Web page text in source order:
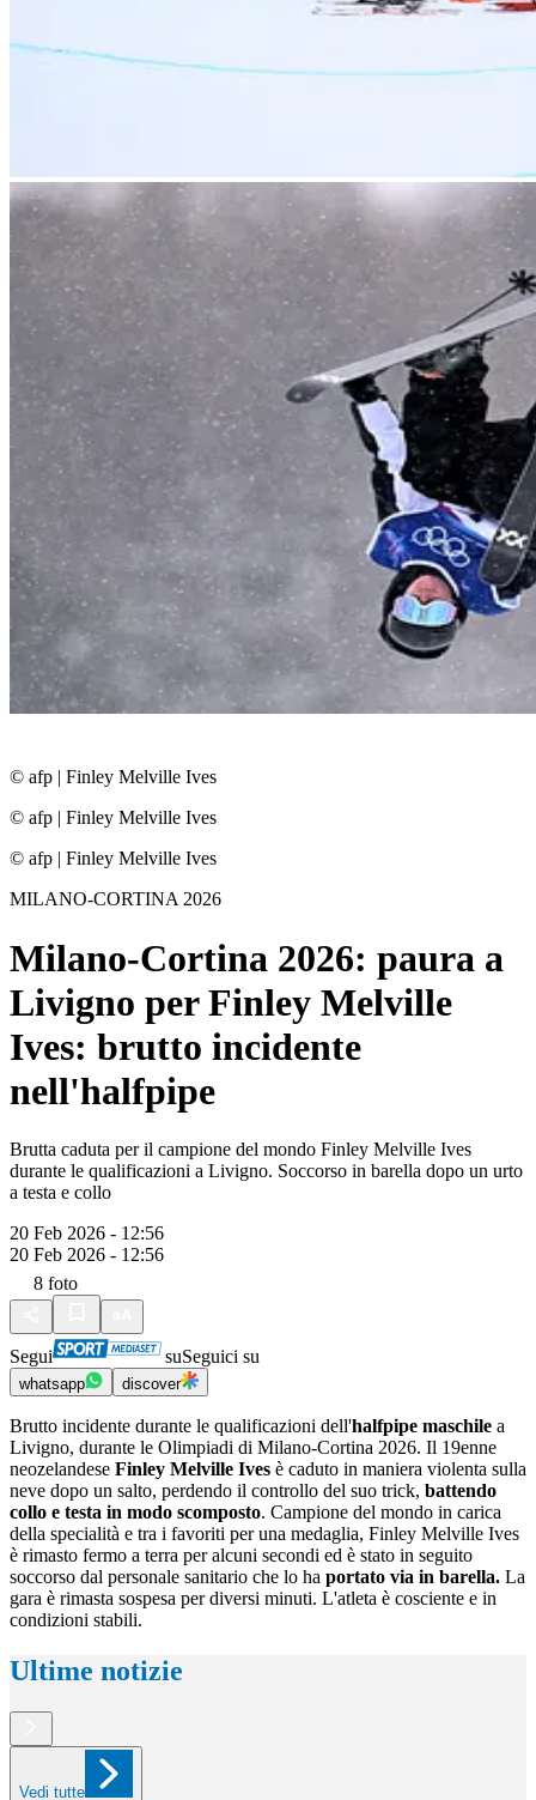
© afp | Finley Melville Ives
© afp | Finley Melville Ives
© afp | Finley Melville Ives
MILANO-CORTINA 2026
Milano-Cortina 2026: paura a
Livigno per Finley Melville
Ives: brutto incidente
nell'halfpipe
Brutta caduta per il campione del mondo Finley Melville Ives
durante le qualificazioni a Livigno. Soccorso in barella dopo un urto
a testa e collo
20 Feb 2026 - 12:56
20 Feb 2026 - 12:56
8 foto
Segui suSeguici su
whatsapp discover
Brutto incidente durante le qualificazioni dell'halfpipe maschile a
Livigno, durante le Olimpiadi di Milano-Cortina 2026. Il 19enne
neozelandese Finley Melville Ives è caduto in maniera violenta sulla
neve dopo un salto, perdendo il controllo del suo trick, battendo
collo e testa in modo scomposto. Campione del mondo in carica
della specialità e tra i favoriti per una medaglia, Finley Melville Ives
è rimasto fermo a terra per alcuni secondi ed è stato in seguito
soccorso dal personale sanitario che lo ha portato via in barella. La
gara è rimasta sospesa per diversi minuti. L'atleta è cosciente e in
condizioni stabili.
Ultime notizie
Vedi tutte